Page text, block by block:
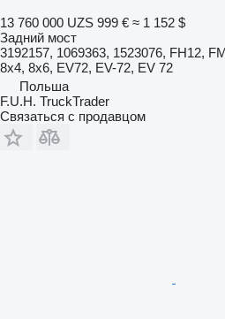
13 760 000 UZS 999 € ≈ 1 152 $
Задний мост
3192157, 1069363, 1523076, FH12,
8x4, 8x6, EV72, EV-72, EV 72
Польша
F.U.H. TruckTrader
Связаться с продавцом